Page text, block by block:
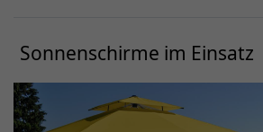
Sonnenschirme im Einsatz